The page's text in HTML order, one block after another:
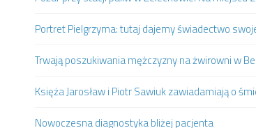
Portret Pielgrzyma: tutaj dajemy świadectwo
Trwają poszukiwania mężczyzny na żwirowni w
Księża Jarosław i Piotr Sawiuk zawiadamiają o
Nowoczesna diagnostyka bliżej pacjenta